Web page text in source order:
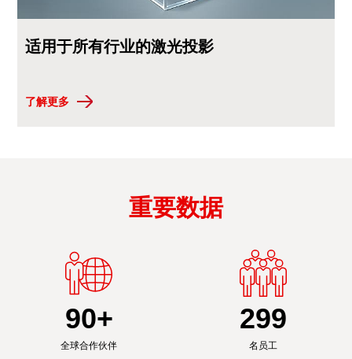
适用于所有行业的激光投影
了解更多
重要数据
90+
全球合作伙伴
300
名员工